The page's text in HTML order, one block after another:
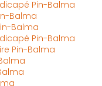
Pin-Balma
Balma
Balma
Pin-Balma
Pin-Balma